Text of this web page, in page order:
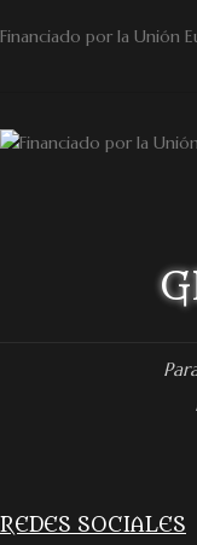
Financiado por la Unión
REDES SOCIALES